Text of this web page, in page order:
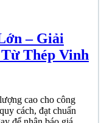
– Giải
Thép Vinh
cao cho công
cách, đạt chuẩn